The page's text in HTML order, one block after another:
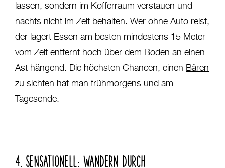
lassen, sondern im Kofferraum verstauen und
nachts nicht im Zelt behalten. Wer ohne Auto reist,
der lagert Essen am besten mindestens 15 Meter
vom Zelt entfernt hoch über dem Boden an einen
Ast hängend. Die höchsten Chancen, einen Bären
zu sichten hat man frühmorgens und am
Tagesende.
4. SENSATIONELL: WANDERN DURCH